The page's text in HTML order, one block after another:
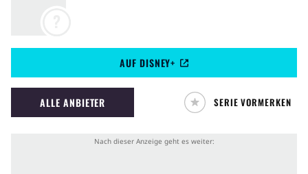
AUF DISNEY+
ALLE ANBIETER SERIE VORMERKEN